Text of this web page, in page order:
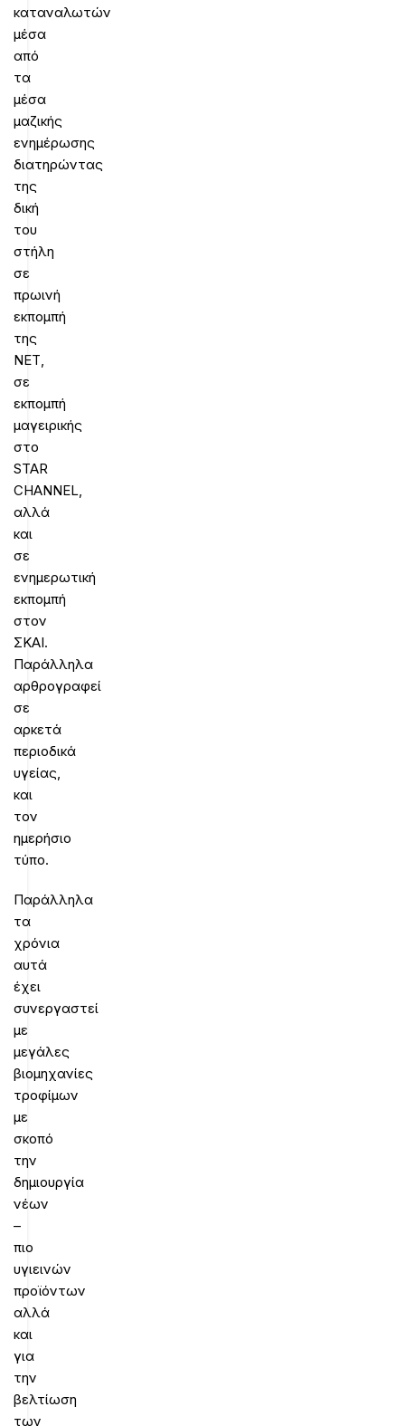
καταναλωτών
μέσα
από
τα
μέσα
μαζικής
ενημέρωσης
διατηρώντας
της
δική
του
στήλη
σε
πρωινή
εκπομπή
της
ΝΕΤ,
σε
εκπομπή
μαγειρικής
στο
STAR
CHANNEL,
αλλά
και
σε
ενημερωτική
εκπομπή
στον
ΣΚΑΙ.
Παράλληλα
αρθρογραφεί
σε
αρκετά
περιοδικά
υγείας,
και
τον
ημερήσιο
τύπο.
Παράλληλα
τα
χρόνια
αυτά
έχει
συνεργαστεί
με
μεγάλες
βιομηχανίες
τροφίμων
με
σκοπό
την
δημιουργία
νέων
–
πιο
υγιεινών
προϊόντων
αλλά
και
για
την
βελτίωση
των